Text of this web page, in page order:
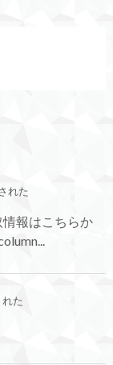
れた
報はこちらか
れた